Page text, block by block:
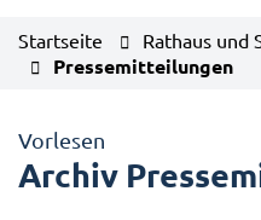
Startseite Rathaus und
Pressemitteilungen
Vorlesen
Archiv